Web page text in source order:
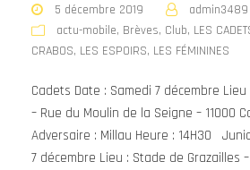
5 décembre 2019
admin3489
actu-mobile, Brèves, Club, LES
CRABOS, LES ESPOIRS, LES FÉMININES
Cadets Date : Samedi 7 décembre
– Rue du Moulin de la Seigne – 11000
Adversaire : Millau Heure : 14H30
7 décembre Lieu : Stade de Grazailles